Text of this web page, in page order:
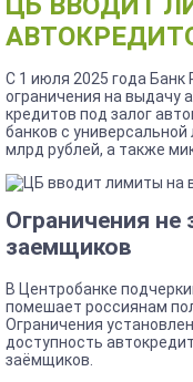
С 1 июля 2025 года Банк
ограничения на выдачу
кредитов под залог
банков с
млрд рублей, а также
Ограничения
заемщиков
В Центробанке
помешает россиянам
Ограничения
доступность
заёмщиков.